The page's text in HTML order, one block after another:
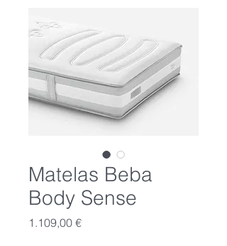
Matelas Beba
Body Sense
1.109,00 €Preis